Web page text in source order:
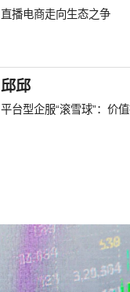
直播电商走向生态之争
邱邱
平台型企服“滚雪球”：价